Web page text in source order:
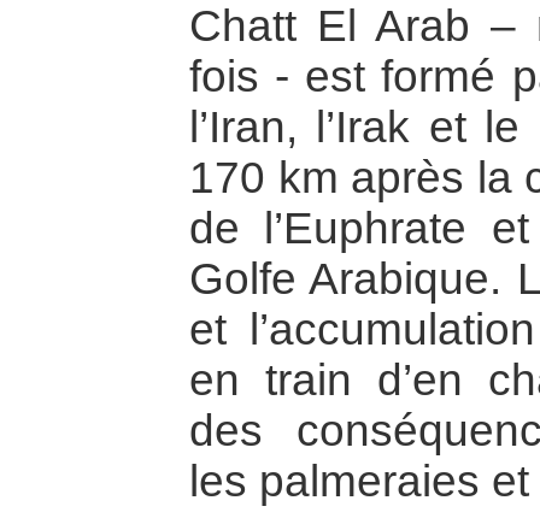
Chatt El Arab –
fois - est formé
l’Iran, l’Irak et
170 km après la
de l’Euphrate
Golfe Arabique.
et
en train d’en
des
les palmeraies